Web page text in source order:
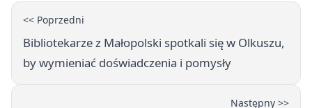
<< Poprzedni
Bibliotekarze z Małopolski spotkali się w Olkuszu,
by wymieniać doświadczenia i pomysły
Następny >>